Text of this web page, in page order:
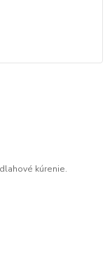
kúrenie.